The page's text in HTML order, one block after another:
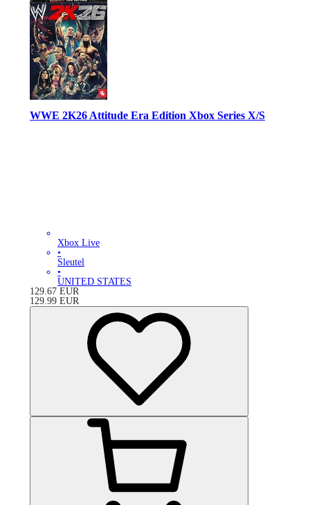
WWE 2K26 Attitude Era Edition Xbox Series X/S
Xbox Live
•
Sleutel
•
UNITED STATES
129.67 EUR
129.99 EUR